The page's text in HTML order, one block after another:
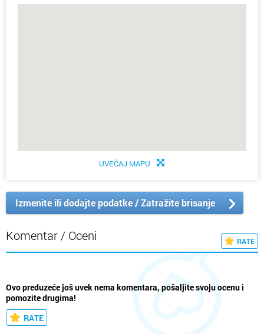
UVEĆAJ MAPU
Izmenite ili dodajte podatke / Zatražite brisanje
Komentar / Oceni RATE
Ovo preduzeće još uvek nema komentara, pošaljite svoju ocenu i
pomozite drugima!
RATE